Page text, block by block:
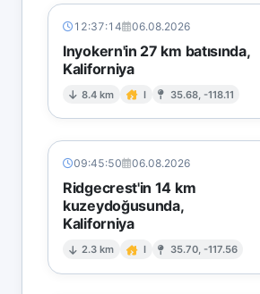
12:37:14 06.08.2026
Inyokern'in 27 km batısında,
Kaliforniya
8.4 km I 35.68, -118.11
09:45:50 06.08.2026
Ridgecrest'in 14 km
kuzeydoğusunda,
Kaliforniya
2.3 km I 35.70, -117.56